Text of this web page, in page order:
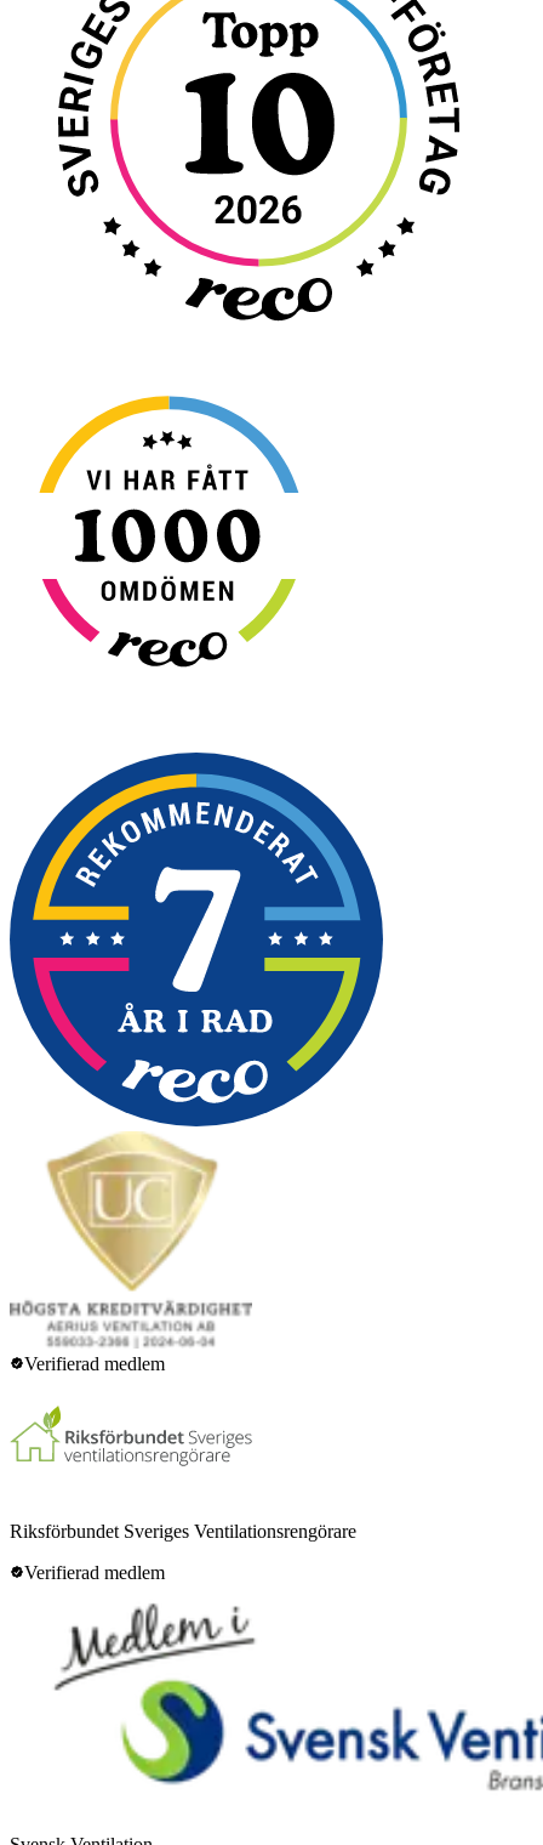
Verifierad medlem
Riksförbundet Sveriges Ventilationsrengörare
Verifierad medlem